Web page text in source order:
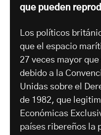
que pueden
Los políticos
que el espacio
27 veces mayor
debido a la
Unidas sobre el
de 1982, que
Económicas
países ribereños la